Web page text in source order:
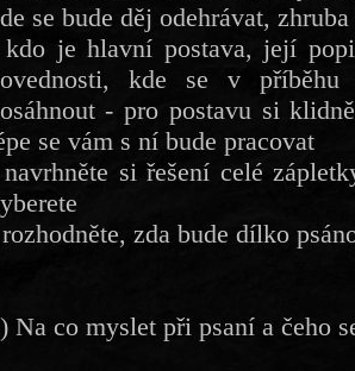
se bude děj odehrávat,
je hlavní postava, její
kde se v
- pro postavu si
se vám s ní bude pracovat
si řešení celé
zda bude dílko
Na co myslet při psaní a čeho